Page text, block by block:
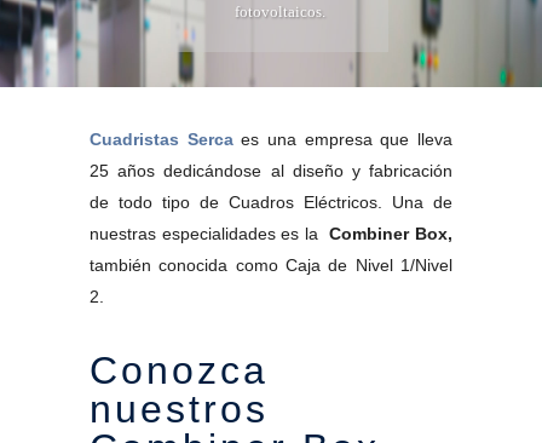
fotovoltaicos.
Cuadristas Sercaes una empresa que lleva
25 años dedicándose al diseño y fabricación
de todo tipo de Cuadros Eléctricos. Una de
nuestras especialidades es laCombiner Box,
también conocida como Caja de Nivel 1/Nivel
2.
Conozca
nuestros